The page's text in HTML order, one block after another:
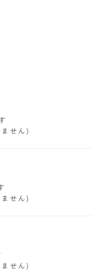
せん)
せん)
せん)